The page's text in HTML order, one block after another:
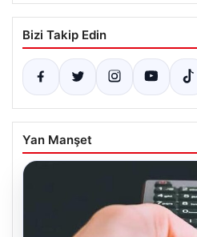
Bizi Takip Edin
Yan Manşet